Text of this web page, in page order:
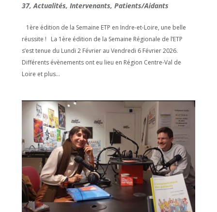
37,Actualités, Intervenants, Patients/Aidants
1ère édition de la Semaine ETP en Indre-et-Loire, une belle
réussite ! La 1ère édition de la Semaine Régionale de l’ETP
s’est tenue du Lundi 2 Février au Vendredi 6 Février 2026.
Différents évènements ont eu lieu en Région Centre-Val de
Loire et plus...